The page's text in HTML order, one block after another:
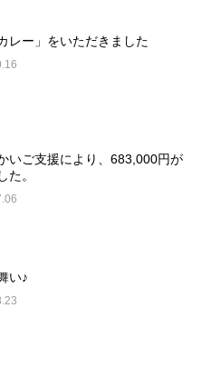
レー」をいただきました
いご支援により、683,000円が
た。
い♪